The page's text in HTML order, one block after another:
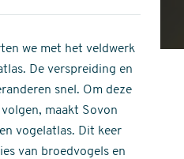
we met het veldwerk
De verspreiding en
snel. Om deze
maakt Sovon
vogelatlas. Dit keer
van broedvogels en